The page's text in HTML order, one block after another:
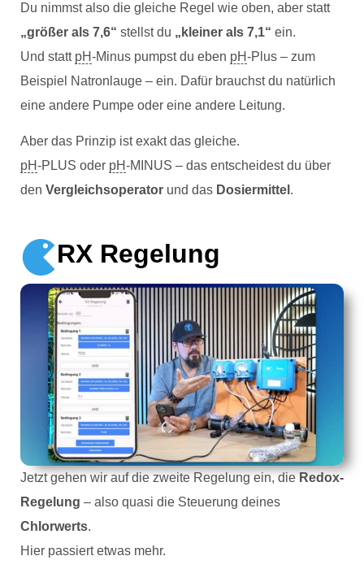
Du nimmst also die gleiche Regel wie oben, aber statt
„größer als 7,6“ stellst du „kleiner als 7,1“ ein.
Und statt pH-Minus pumpst du eben pH-Plus – zum
Beispiel Natronlauge – ein. Dafür brauchst du natürlich
eine andere Pumpe oder eine andere Leitung.
Aber das Prinzip ist exakt das gleiche.
pH-PLUS oder pH-MINUS – das entscheidest du über
den Vergleichsoperator und das Dosiermittel .
RX Regelung
Jetzt gehen wir auf die zweite Regelung ein, dieRedox-
Regelung – also quasi die Steuerung deines
Chlorwerts.
Hier passiert etwas mehr.